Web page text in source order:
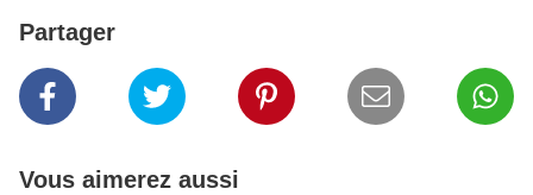
Partager
Vous aimerez aussi